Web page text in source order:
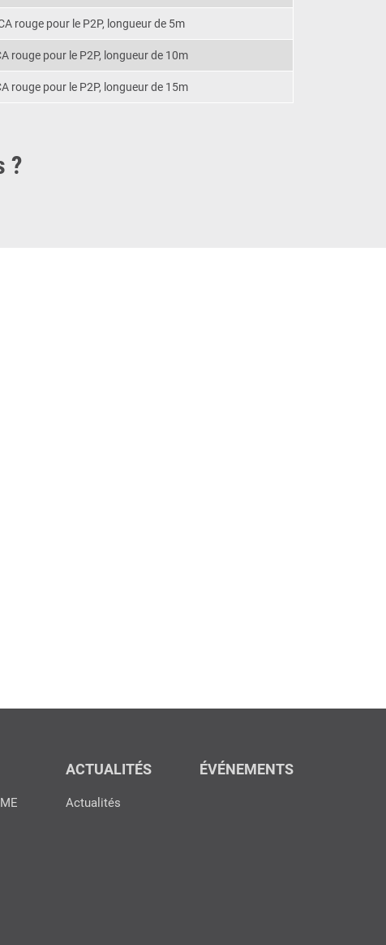
rouge pour le P2P, longueur de 5m
rouge pour le P2P, longueur de 10m
rouge pour le P2P, longueur de 15m
?
ACTUALITÉS
Actualités
ÉVÉNEMENTS